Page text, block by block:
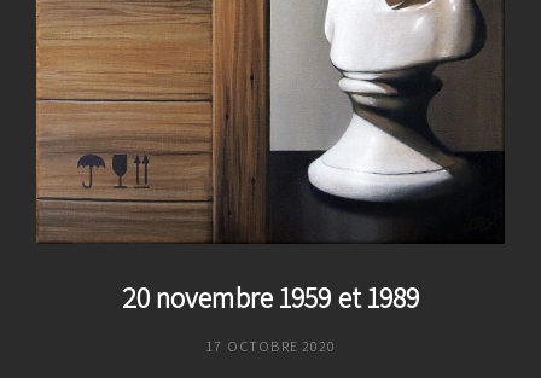
20 novembre 1959 et 1989
POSTED
17 OCTOBRE 2020